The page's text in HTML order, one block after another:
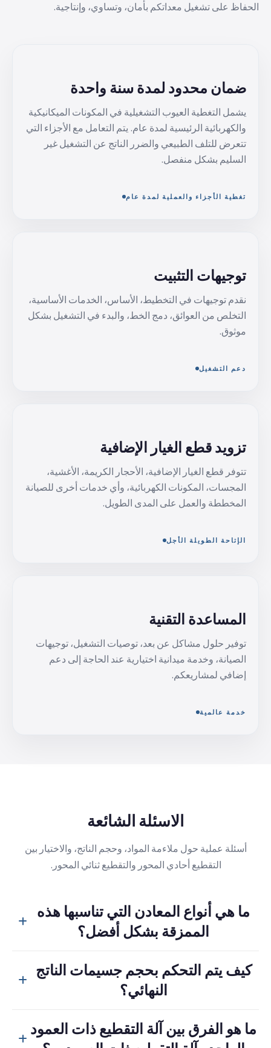
الحفاظ على تشغيل معداتكم بأمان، وتساوي، وإنتاجية.
ضمان محدود لمدة سنة واحدة
يشمل التغطية العيوب التشغيلية في المكونات الميكانيكية
والكهربائية الرئيسية لمدة عام. يتم التعامل مع الأجزاء التي
تتعرض للتلف الطبيعي والضرر الناتج عن التشغيل غير
السليم بشكل منفصل.
تغطية الأجزاء والعملية لمدة عام
توجيهات التثبيت
نقدم توجيهات في التخطيط، الأساس، الخدمات الأساسية،
التخلص من العوائق، دمج الخط، والبدء في التشغيل بشكل
موثوق.
دعم التشغيل
تزويد قطع الغيار الإضافية
تتوفر قطع الغيار الإضافية، الأحجار الكريمة، الأغشية،
المجسات، المكونات الكهربائية، وأي خدمات أخرى للصيانة
المخططة والعمل على المدى الطويل.
الإتاحة الطويلة الأجل
المساعدة التقنية
توفير حلول مشاكل عن بعد، توصيات التشغيل، توجيهات
الصيانة، وخدمة ميدانية اختيارية عند الحاجة إلى دعم
إضافي لمشاريعكم.
خدمة عالمية
الاسئلة الشائعة
أسئلة عملية حول ملاءمة المواد، وحجم الناتج، والاختيار بين
التقطيع أحادي المحور والتقطيع ثنائي المحور.
ما هي أنواع المعادن التي تناسبها هذه
الممزقة بشكل أفضل؟
الحديدية مثل الألومنيوم والنحاس، بالإضافة إلى الخردة الحديدية
الأخف وزناً، والصفائح المعدنية، والبرادة، وبعض مكونات النفايات
كيف يتم التحكم بحجم جسيمات الناتج
النهائي؟
يتم التحكم في حجم المنتج النهائي بواسطة الشاشة الموجودة
أسفل الدوار. وتبقى المادة في حجرة القطع حتى تصبح صغيرة بما
ما هو الفرق بين آلة التقطيع ذات العمود